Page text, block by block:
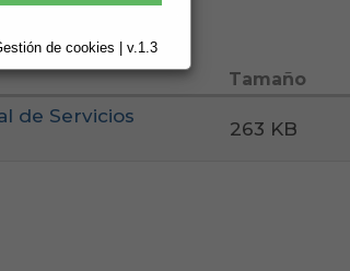
de cookies | v.1.3
Tamaño
de Servicios
263 KB